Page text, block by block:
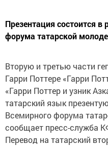
Презентация состоится
форума татарской
Вторую и третью части
Гарри Поттере «Гарри
«Гарри Поттер и узник
татарский язык
Всемирного форума
сообщает пресс-служба
Перевод на татарский